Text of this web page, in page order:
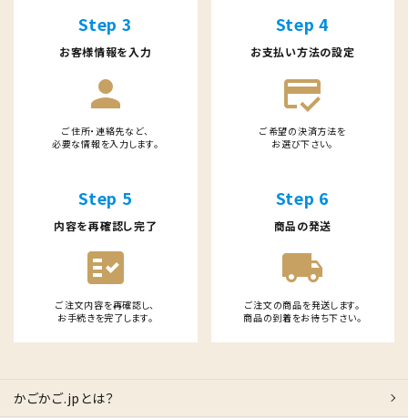
Step 3
お客様情報を入力
person
ご住所・連絡先など、
必要な情報を入力します。
Step 4
お支払い方法の設定
credit_score
ご希望の決済方法を
お選び下さい。
Step 5
内容を再確認し完了
fact_check
ご注文内容を再確認し、
お手続きを完了します。
Step 6
商品の発送
local_shipping
ご注文の商品を発送します。
商品の到着をお待ち下さい。
かごかご.jpとは？